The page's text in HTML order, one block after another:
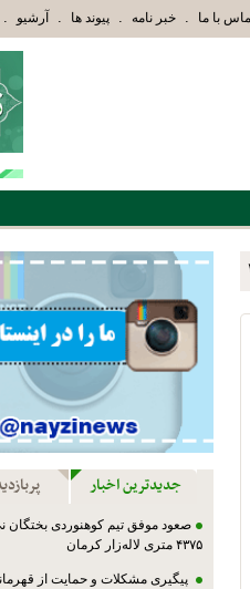
الْأَلْبَابِ» عاقلان هدایت یافته،حرفها
با ما . خبر نامه . پیوند ها . آرشیو .
جدیدترین اخبار
صعود موفق تیم کوهنوردی بختگان
۴۳۷۵ متری لاله‌زار کرمان
پیگیری مشکلات و حمایت از